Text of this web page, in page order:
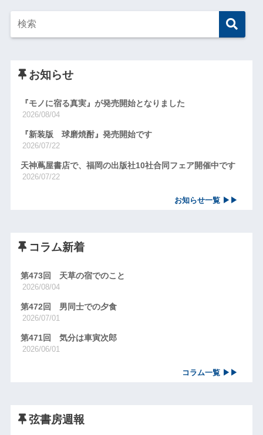
お知らせ
『モノに宿る真実』が発売開始となりました
2026/08/04
『新装版 球磨焼酎』発売開始です
2026/07/22
天神蔦屋書店で、福岡の出版社10社合同フェア開催中です
2026/07/22
お知らせ一覧 ▶▶
コラム新着
第473回 天草の宿でのこと
2026/08/04
第472回 男同士での夕食
2026/07/01
第471回 気分は車寅次郎
2026/06/01
コラム一覧 ▶▶
弦書房週報